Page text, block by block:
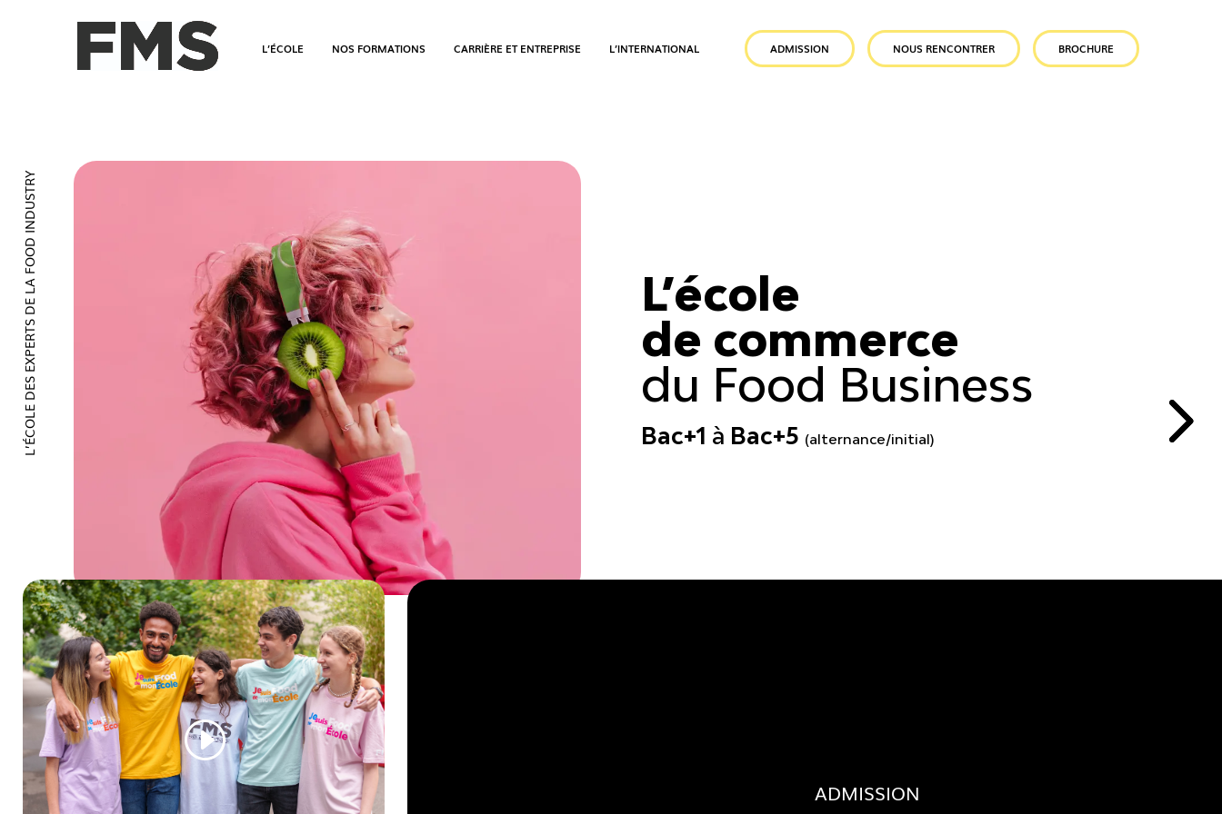
L’ÉCOLE NOS FORMATIONS CARRIÈRE ET ENTREPRISE L’INTERNATIONAL ADMISSION NOUS RENCONTRER BROCHURE
L’école
de commerce
du Food Business
Bac+1 à Bac+5 (alternance/initial)
L’ÉCOLE DES EXPERTS DE LA FOOD INDUSTRY
ADMISSION